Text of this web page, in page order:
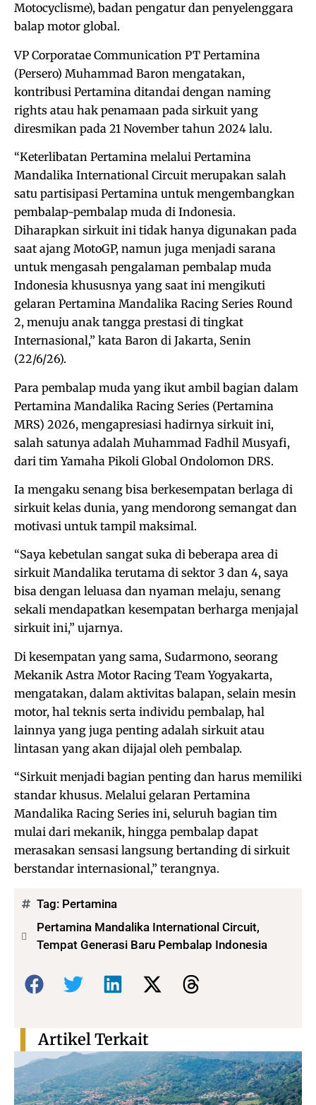
Motocyclisme), badan pengatur dan penyelenggara
balap motor global.
VP Corporatae Communication PT Pertamina
(Persero) Muhammad Baron mengatakan,
kontribusi Pertamina ditandai dengan naming
rights atau hak penamaan pada sirkuit yang
diresmikan pada 21 November tahun 2024 lalu.
“Keterlibatan Pertamina melalui Pertamina
Mandalika International Circuit merupakan salah
satu partisipasi Pertamina untuk mengembangkan
pembalap-pembalap muda di Indonesia.
Diharapkan sirkuit ini tidak hanya digunakan pada
saat ajang MotoGP, namun juga menjadi sarana
untuk mengasah pengalaman pembalap muda
Indonesia khususnya yang saat ini mengikuti
gelaran Pertamina Mandalika Racing Series Round
2, menuju anak tangga prestasi di tingkat
Internasional,” kata Baron di Jakarta, Senin
(22/6/26).
Para pembalap muda yang ikut ambil bagian dalam
Pertamina Mandalika Racing Series (Pertamina
MRS) 2026, mengapresiasi hadirnya sirkuit ini,
salah satunya adalah Muhammad Fadhil Musyafi,
dari tim Yamaha Pikoli Global Ondolomon DRS.
Ia mengaku senang bisa berkesempatan berlaga di
sirkuit kelas dunia, yang mendorong semangat dan
motivasi untuk tampil maksimal.
“Saya kebetulan sangat suka di beberapa area di
sirkuit Mandalika terutama di sektor 3 dan 4, saya
bisa dengan leluasa dan nyaman melaju, senang
sekali mendapatkan kesempatan berharga menjajal
sirkuit ini,” ujarnya.
Di kesempatan yang sama, Sudarmono, seorang
Mekanik Astra Motor Racing Team Yogyakarta,
mengatakan, dalam aktivitas balapan, selain mesin
motor, hal teknis serta individu pembalap, hal
lainnya yang juga penting adalah sirkuit atau
lintasan yang akan dijajal oleh pembalap.
“Sirkuit menjadi bagian penting dan harus memiliki
standar khusus. Melalui gelaran Pertamina
Mandalika Racing Series ini, seluruh bagian tim
mulai dari mekanik, hingga pembalap dapat
merasakan sensasi langsung bertanding di sirkuit
berstandar internasional,” terangnya.
Tag: Pertamina
Pertamina Mandalika International Circuit,
Tempat Generasi Baru Pembalap Indonesia
Bagikan:
Artikel Terkait